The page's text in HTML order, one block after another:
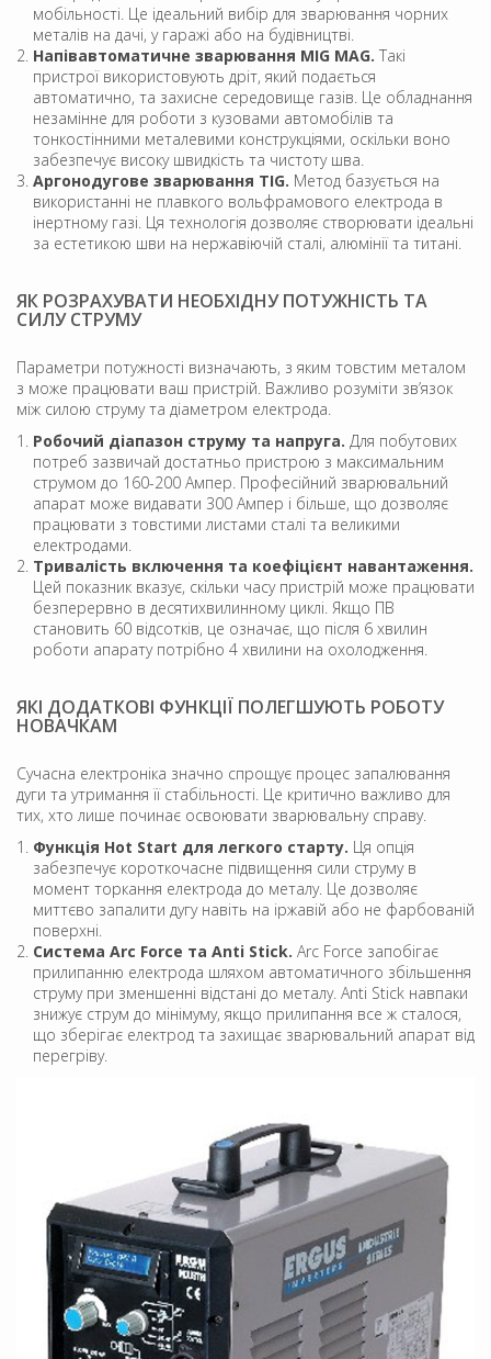
мобільності. Це ідеальний вибір для зварювання чорних
металів на дачі, у гаражі або на будівництві.
Напівавтоматичне зварювання MIG MAG. Такі
пристрої використовують дріт, який подається
автоматично, та захисне середовище газів. Це обладнання
незамінне для роботи з кузовами автомобілів та
тонкостінними металевими конструкціями, оскільки воно
забезпечує високу швидкість та чистоту шва.
Аргонодугове зварювання TIG. Метод базується на
використанні не плавкого вольфрамового електрода в
інертному газі. Ця технологія дозволяє створювати ідеальні
за естетикою шви на нержавіючій сталі, алюмінії та титані.
ЯК РОЗРАХУВАТИ НЕОБХІДНУ ПОТУЖНІСТЬ ТА
СИЛУ СТРУМУ
Параметри потужності визначають, з яким товстим металом
з може працювати ваш пристрій. Важливо розуміти зв’язок
між силою струму та діаметром електрода.
Робочий діапазон струму та напруга. Для побутових
потреб зазвичай достатньо пристрою з максимальним
струмом до 160-200 Ампер. Професійний зварювальний
апарат може видавати 300 Ампер і більше, що дозволяє
працювати з товстими листами сталі та великими
електродами.
Тривалість включення та коефіцієнт навантаження.
Цей показник вказує, скільки часу пристрій може працювати
безперервно в десятихвилинному циклі. Якщо ПВ
становить 60 відсотків, це означає, що після 6 хвилин
роботи апарату потрібно 4 хвилини на охолодження.
ЯКІ ДОДАТКОВІ ФУНКЦІЇ ПОЛЕГШУЮТЬ РОБОТУ
НОВАЧКАМ
Сучасна електроніка значно спрощує процес запалювання
дуги та утримання її стабільності. Це критично важливо для
тих, хто лише починає освоювати зварювальну справу.
Функція Hot Start для легкого старту. Ця опція
забезпечує короткочасне підвищення сили струму в
момент торкання електрода до металу. Це дозволяє
миттєво запалити дугу навіть на іржавій або не фарбованій
поверхні.
Система Arc Force та Anti Stick. Arc Force запобігає
прилипанню електрода шляхом автоматичного збільшення
струму при зменшенні відстані до металу. Anti Stick навпаки
знижує струм до мінімуму, якщо прилипання все ж сталося,
що зберігає електрод та захищає зварювальний апарат від
перегріву.